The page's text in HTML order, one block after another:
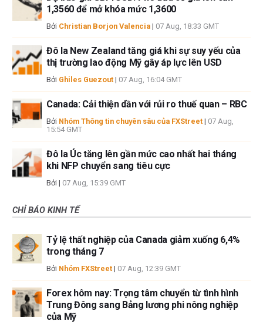
1,3560 để mở khóa mức 1,3600
Bởi Christian Borjon Valencia | 07 Aug, 18:33 GMT
Đô la New Zealand tăng giá khi sự suy yếu của
thị trường lao động Mỹ gây áp lực lên USD
Bởi Ghiles Guezout | 07 Aug, 16:04 GMT
Canada: Cải thiện dần với rủi ro thuế quan – RBC
Bởi Nhóm Thông tin chuyên sâu của FXStreet | 07 Aug,
15:54 GMT
Đô la Úc tăng lên gần mức cao nhất hai tháng
khi NFP chuyển sang tiêu cực
Bởi | 07 Aug, 15:39 GMT
CHỈ BÁO KINH TẾ
Tỷ lệ thất nghiệp của Canada giảm xuống 6,4%
trong tháng 7
Bởi Nhóm FXStreet | 07 Aug, 12:39 GMT
Forex hôm nay: Trọng tâm chuyển từ tình hình
Trung Đông sang Bảng lương phi nông nghiệp
của Mỹ